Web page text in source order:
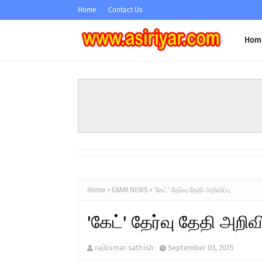
Home Contact Us
Home EXAM NEWS 'கேட்' தேர்வு தேதி அறிவிப்பு
'கேட்' தேர்வு தேதி
rajkumar sathish September 03, 2015